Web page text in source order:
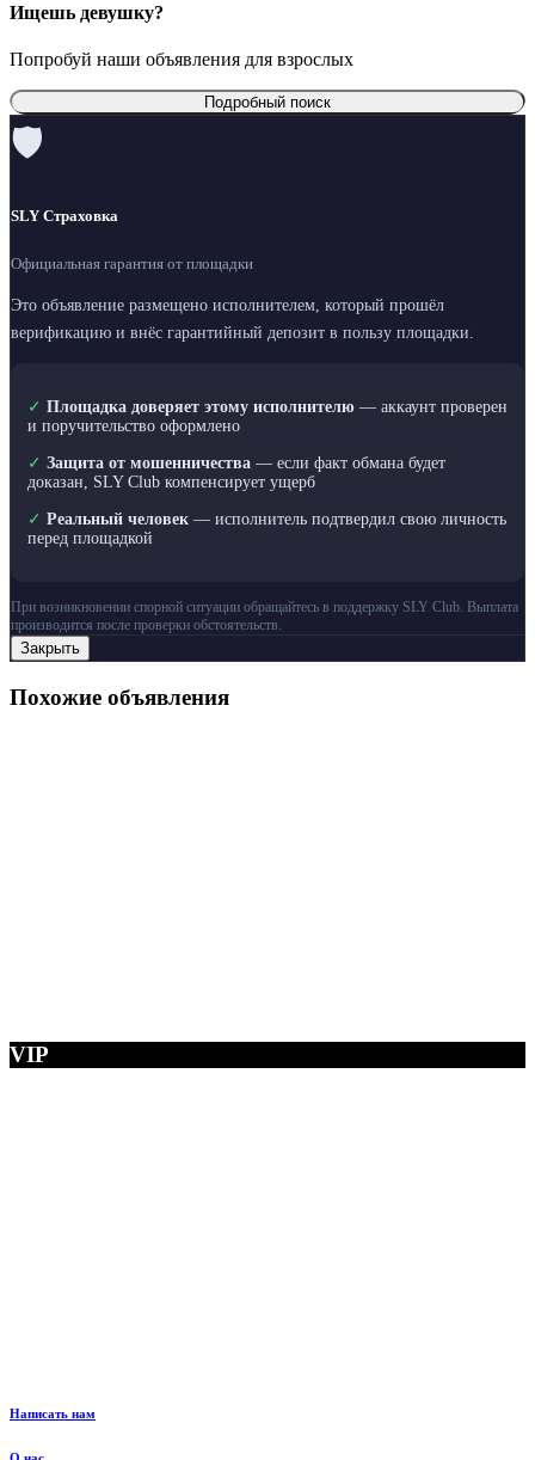
Ищешь девушку?
Попробуй наши объявления для взрослых
Подробный поиск
🛡
SLY Страховка
Официальная гарантия от площадки
Это объявление размещено исполнителем, который прошёл
верификацию и внёс гарантийный депозит в пользу площадки.
✓ Площадка доверяет этому исполнителю — аккаунт проверен
и поручительство оформлено
✓ Защита от мошенничества — если факт обмана будет
доказан, SLY Club компенсирует ущерб
✓ Реальный человек — исполнитель подтвердил свою личность
перед площадкой
При возникновении спорной ситуации обращайтесь в поддержку SLY Club. Выплата
производится после проверки обстоятельств.
Закрыть
Похожие объявления
VIP
Написать нам